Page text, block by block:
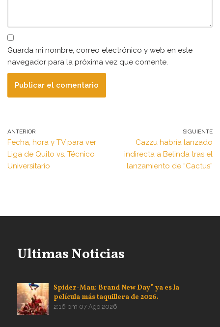
Guarda mi nombre, correo electrónico y web en este
navegador para la próxima vez que comente.
ANTERIOR
Fecha, hora y TV para ver
Liga de Quito vs. Técnico
Universitario
SIGUIENTE
Cazzu habría lanzado
indirecta a Belinda tras el
lanzamiento de “Cactus”
Ultimas Noticias
Spider-Man: Brand New Day” ya es la
película más taquillera de 2026.
2:16 pm 07 Ago 2026